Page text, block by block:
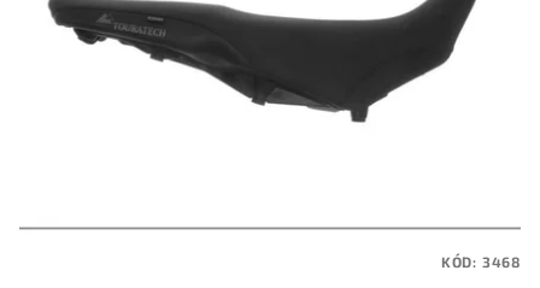
KÓD: 3468